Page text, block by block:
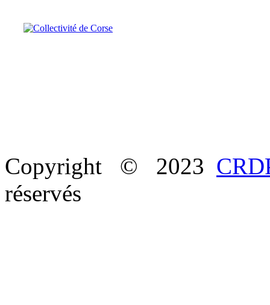
Copyright © 2023
réservés